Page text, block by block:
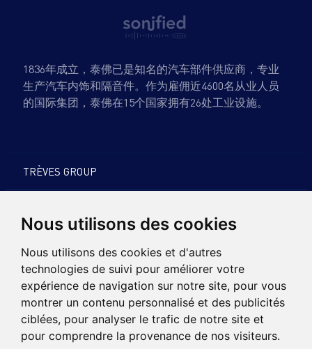
Nous utilisons des cookies
Nous utilisons des cookies et d'autres
technologies de suivi pour améliorer votre
expérience de navigation sur notre site, pour vous
montrer un contenu personnalisé et des publicités
ciblées, pour analyser le trafic de notre site et
pour comprendre la provenance de nos visiteurs.
1836年成立，泰佛已是知名的汽车部件供应商，专业
生产汽车内饰和隔音件。作为雇佣近4600名从业人员
的国际集团，泰佛在15个国家拥有26处工业设施。
TRÈVES GROUP
可持续发展
招聘
新闻